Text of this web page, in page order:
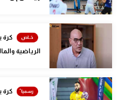
الوطن العربي
في المونديال
رياضة نسائية
آسيا
كرة
الرياضية
كرة